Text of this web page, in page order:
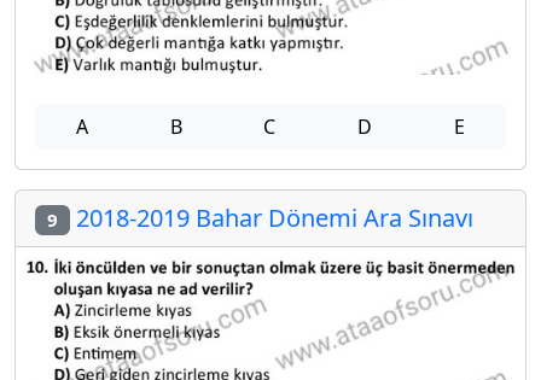
A B C D E
9 2018-2019 Bahar Dönemi Ara Sınavı